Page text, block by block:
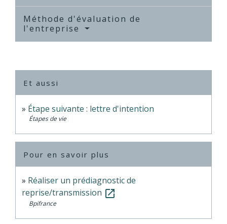
Méthode d'évaluation de
l'entreprise
Et aussi
Étape suivante : lettre d'intention
Étapes de vie
Pour en savoir plus
Réaliser un prédiagnostic de
reprise/transmission open_in_new
Bpifrance